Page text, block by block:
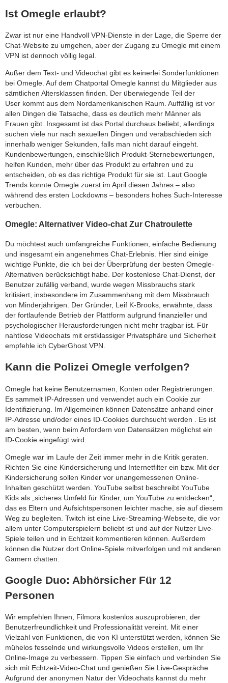
Ist Omegle erlaubt?
Zwar ist nur eine Handvoll VPN-Dienste in der Lage, die Sperre der
Chat-Website zu umgehen, aber der Zugang zu Omegle mit einem
VPN ist dennoch völlig legal.
Außer dem Text- und Videochat gibt es keinerlei Sonderfunktionen
bei Omegle. Auf dem Chatportal Omegle kannst du Mitglieder aus
sämtlichen Altersklassen finden. Der überwiegende Teil der
User kommt aus dem Nordamerikanischen Raum. Auffällig ist vor
allen Dingen die Tatsache, dass es deutlich mehr Männer als
Frauen gibt. Insgesamt ist das Portal durchaus beliebt, allerdings
suchen viele nur nach sexuellen Dingen und verabschieden sich
innerhalb weniger Sekunden, falls man nicht darauf eingeht.
Kundenbewertungen, einschließlich Produkt-Sternebewertungen,
helfen Kunden, mehr über das Produkt zu erfahren und zu
entscheiden, ob es das richtige Produkt für sie ist. Laut Google
Trends konnte Omegle zuerst im April diesen Jahres – also
während des ersten Lockdowns – besonders hohes Such-Interesse
verbuchen.
Omegle: Alternativer Video-chat Zur Chatroulette
Du möchtest auch umfangreiche Funktionen, einfache Bedienung
und insgesamt ein angenehmes Chat-Erlebnis. Hier sind einige
wichtige Punkte, die ich bei der Überprüfung der besten Omegle-
Alternativen berücksichtigt habe. Der kostenlose Chat-Dienst, der
Benutzer zufällig verband, wurde wegen Missbrauchs stark
kritisiert, insbesondere im Zusammenhang mit dem Missbrauch
von Minderjährigen. Der Gründer, Leif K-Brooks, erwähnte, dass
der fortlaufende Betrieb der Plattform aufgrund finanzieller und
psychologischer Herausforderungen nicht mehr tragbar ist. Für
nahtlose Videochats mit erstklassiger Privatsphäre und Sicherheit
empfehle ich CyberGhost VPN.
Kann die Polizei Omegle verfolgen?
Omegle hat keine Benutzernamen, Konten oder Registrierungen.
Es sammelt IP-Adressen und verwendet auch ein Cookie zur
Identifizierung. Im Allgemeinen können Datensätze anhand einer
IP-Adresse und/oder eines ID-Cookies durchsucht werden . Es ist
am besten, wenn beim Anfordern von Datensätzen möglichst ein
ID-Cookie eingefügt wird.
Omegle war im Laufe der Zeit immer mehr in die Kritik geraten.
Richten Sie eine Kindersicherung und Internetfilter ein bzw. Mit der
Kindersicherung sollen Kinder vor unangemessenen Online-
Inhalten geschützt werden. YouTube selbst beschreibt YouTube
Kids als „sicheres Umfeld für Kinder, um YouTube zu entdecken“,
das es Eltern und Aufsichtspersonen leichter mache, sie auf diesem
Weg zu begleiten. Twitch ist eine Live-Streaming-Webseite, die vor
allem unter Computerspielern beliebt ist und auf der Nutzer Live-
Spiele teilen und in Echtzeit kommentieren können. Außerdem
können die Nutzer dort Online-Spiele mitverfolgen und mit anderen
Gamern chatten.
Google Duo: Abhörsicher Für 12
Personen
Wir empfehlen Ihnen, Filmora kostenlos auszuprobieren, der
Benutzerfreundlichkeit und Professionalität vereint. Mit einer
Vielzahl von Funktionen, die von KI unterstützt werden, können Sie
mühelos fesselnde und wirkungsvolle Videos erstellen, um Ihr
Online-Image zu verbessern. Tippen Sie einfach und verbinden Sie
sich mit Echtzeit-Video-Chat und genießen Sie Live-Gespräche.
Aufgrund der anonymen Natur der Videochats kannst du mehr